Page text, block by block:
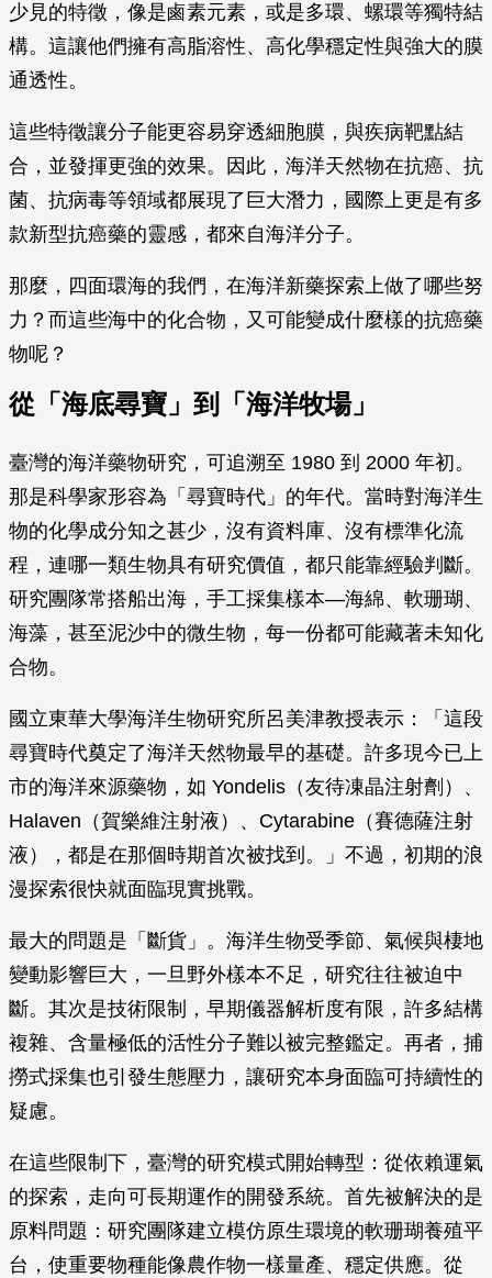
少見的特徵，像是鹵素元素，或是多環、螺環等獨特結
構。這讓他們擁有高脂溶性、高化學穩定性與強大的膜
通透性。
這些特徵讓分子能更容易穿透細胞膜，與疾病靶點結
合，並發揮更強的效果。因此，海洋天然物在抗癌、抗
菌、抗病毒等領域都展現了巨大潛力，國際上更是有多
款新型抗癌藥的靈感，都來自海洋分子。
那麼，四面環海的我們，在海洋新藥探索上做了哪些努
力？而這些海中的化合物，又可能變成什麼樣的抗癌藥
物呢？
從「海底尋寶」到「海洋牧場」
臺灣的海洋藥物研究，可追溯至 1980 到 2000 年初。
那是科學家形容為「尋寶時代」的年代。當時對海洋生
物的化學成分知之甚少，沒有資料庫、沒有標準化流
程，連哪一類生物具有研究價值，都只能靠經驗判斷。
研究團隊常搭船出海，手工採集樣本—海綿、軟珊瑚、
海藻，甚至泥沙中的微生物，每一份都可能藏著未知化
合物。
國立東華大學海洋生物研究所呂美津教授表示：「這段
尋寶時代奠定了海洋天然物最早的基礎。許多現今已上
市的海洋來源藥物，如 Yondelis（友待凍晶注射劑）、
Halaven（賀樂維注射液）、Cytarabine（賽德薩注射
液），都是在那個時期首次被找到。」不過，初期的浪
漫探索很快就面臨現實挑戰。
最大的問題是「斷貨」。海洋生物受季節、氣候與棲地
變動影響巨大，一旦野外樣本不足，研究往往被迫中
斷。其次是技術限制，早期儀器解析度有限，許多結構
複雜、含量極低的活性分子難以被完整鑑定。再者，捕
撈式採集也引發生態壓力，讓研究本身面臨可持續性的
疑慮。
在這些限制下，臺灣的研究模式開始轉型：從依賴運氣
的探索，走向可長期運作的開發系統。首先被解決的是
原料問題：研究團隊建立模仿原生環境的軟珊瑚養殖平
台，使重要物種能像農作物一樣量產、穩定供應。從